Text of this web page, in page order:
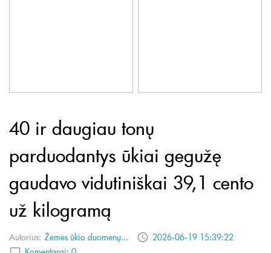
40 ir daugiau tonų
parduodantys ūkiai gegužę
gaudavo vidutiniškai 39,1 cento
už kilogramą
Autorius: Žemės ūkio duomenų...
2026-06-19 15:39:22